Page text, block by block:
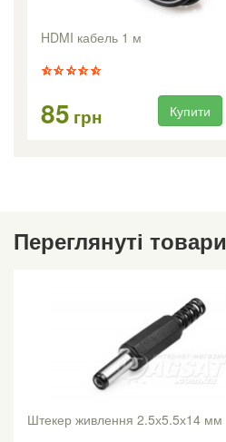
HDMI кабель 1 м
85 грн Купити
Переглянуті товари
Штекер живлення 2.5х5.5х14 мм